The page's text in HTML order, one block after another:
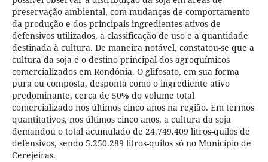
preservação ambiental, com mudanças de comportamento
da produção e dos principais ingredientes ativos de
defensivos utilizados, a classificação de uso e a quantidade
destinada à cultura. De maneira notável, constatou-se que a
cultura da soja é o destino principal dos agroquímicos
comercializados em Rondônia. O glifosato, em sua forma
pura ou composta, desponta como o ingrediente ativo
predominante, cerca de 50% do volume total
comercializado nos últimos cinco anos na região. Em termos
quantitativos, nos últimos cinco anos, a cultura da soja
demandou o total acumulado de 24.749.409 litros-quilos de
defensivos, sendo 5.250.289 litros-quilos só no Município de
Cerejeiras.